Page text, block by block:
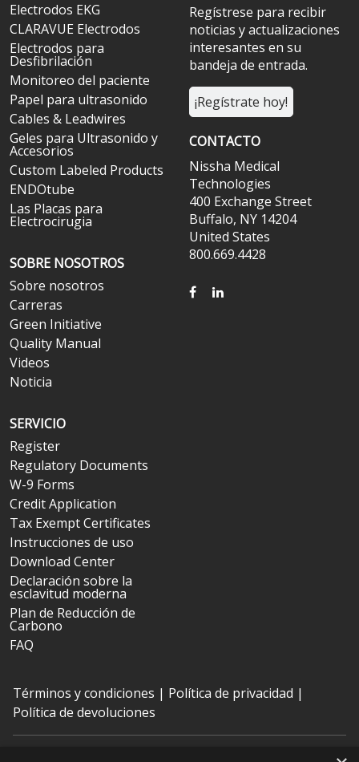
Electrodos EKG
CLARAVUE Electrodos
Electrodos para
Desfibrilación
Monitoreo del paciente
Papel para ultrasonido
Cables & Leadwires
Geles para Ultrasonido y
Accesorios
Custom Labeled Products
ENDOtube
Las Placas para
Electrocirugia
SOBRE NOSOTROS
Sobre nosotros
Carreras
Green Initiative
Quality Manual
Videos
Noticia
SERVICIO
Register
Regulatory Documents
W-9 Forms
Credit Application
Tax Exempt Certificates
Instrucciones de uso
Download Center
Declaración sobre la
esclavitud moderna
Plan de Reducción de
Carbono
FAQ
Regístrese para recibir
noticias y actualizaciones
interesantes en su
bandeja de entrada.
¡Regístrate hoy!
CONTACTO
Nissha Medical
Technologies
400 Exchange Street
Buffalo, NY 14204
United States
800.669.4428
FACEBOOK
LINKEDIN
Términos y condiciones | Política de privacidad |
Política de devoluciones